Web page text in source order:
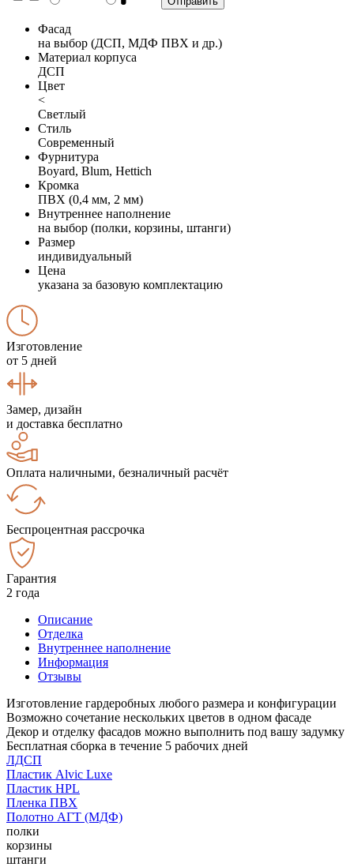
Фасад
на выбор (ДСП, МДФ ПВХ и др.)
Материал корпуса
ДСП
Цвет
<
Светлый
Стиль
Современный
Фурнитура
Boyard, Blum, Hettich
Кромка
ПВХ (0,4 мм, 2 мм)
Внутреннее наполнение
на выбор (полки, корзины, штанги)
Размер
индивидуальный
Цена
указана за базовую комплектацию
Изготовление
от 5 дней
Замер, дизайн
и доставка бесплатно
Оплата наличными, безналичный расчёт
Беспроцентная рассрочка
Гарантия
2 года
Описание
Отделка
Внутреннее наполнение
Информация
Отзывы
Изготовление гардеробных любого размера и конфигурации
Возможно сочетание нескольких цветов в одном фасаде
Декор и отделку фасадов можно выполнить под вашу задумку
Бесплатная сборка в течение 5 рабочих дней
ЛДСП
Пластик Alvic Luxe
Пластик HPL
Пленка ПВХ
Полотно АГТ (МДФ)
полки
корзины
штанги